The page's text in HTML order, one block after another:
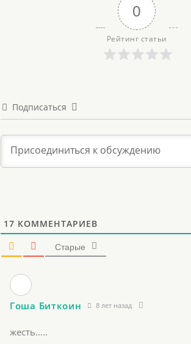
0
Рейтинг статьи
Подписаться
17 КОММЕНТАРИЕВ
Старые
Гоша Биткоин 8 лет назад
жесть…..